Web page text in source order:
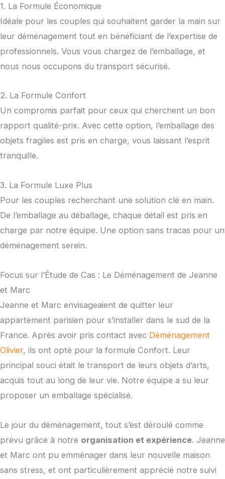
1. La Formule Économique
Idéale pour les couples qui souhaitent garder la main sur
leur déménagement tout en bénéficiant de l’expertise de
professionnels. Vous vous chargez de l’emballage, et
nous nous occupons du transport sécurisé.
2. La Formule Confort
Un compromis parfait pour ceux qui cherchent un bon
rapport qualité-prix. Avec cette option, l’emballage des
objets fragiles est pris en charge, vous laissant l’esprit
tranquille.
3. La Formule Luxe Plus
Pour les couples recherchant une solution clé en main.
De l’emballage au déballage, chaque détail est pris en
charge par notre équipe. Une option sans tracas pour un
déménagement serein.
Focus sur l’Étude de Cas : Le Déménagement de Jeanne
et Marc
Jeanne et Marc envisageaient de quitter leur
appartement parisien pour s’installer dans le sud de la
France. Après avoir pris contact avec Déménagement
Olivier, ils ont opté pour la formule Confort. Leur
principal souci était le transport de leurs objets d’arts,
acquis tout au long de leur vie. Notre équipe a su leur
proposer un emballage spécialisé.
Le jour du déménagement, tout s’est déroulé comme
prévu grâce à notre organisation et expérience. Jeanne
et Marc ont pu emménager dans leur nouvelle maison
sans stress, et ont particulièrement apprécié notre suivi